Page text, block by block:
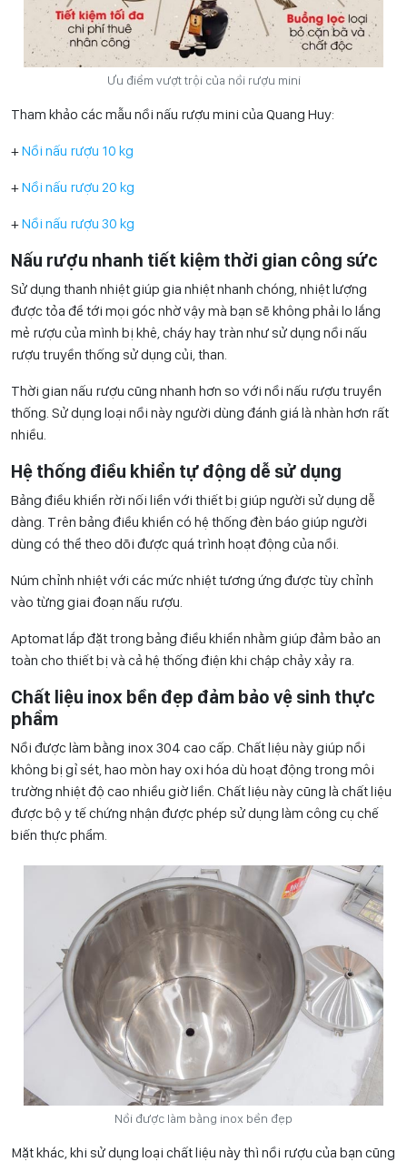
Ưu điểm vượt trội của nồi rượu mini
Tham khảo các mẫu nồi nấu rượu mini của Quang Huy:
+Nồi nấu rượu 10 kg
+Nồi nấu rượu 20 kg
+Nồi nấu rượu 30 kg
Nấu rượu nhanh tiết kiệm thời gian công sức
Sử dụng thanh nhiệt giúp gia nhiệt nhanh chóng, nhiệt lượng
được tỏa để tới mọi góc nhờ vậy mà bạn sẽ không phải lo lắng
mẻ rượu của mình bị khê, cháy hay tràn như sử dụng nồi nấu
rượu truyền thống sử dụng củi, than.
Thời gian nấu rượu cũng nhanh hơn so với nồi nấu rượu truyền
thống. Sử dụng loại nồi này người dùng đánh giá là nhàn hơn rất
nhiều.
Hệ thống điều khiển tự động dễ sử dụng
Bảng điều khiển rời nối liền với thiết bị giúp người sử dụng dễ
dàng. Trên bảng điều khiển có hệ thống đèn báo giúp người
dùng có thể theo dõi được quá trình hoạt động của nồi.
Núm chỉnh nhiệt với các mức nhiệt tương ứng được tùy chỉnh
vào từng giai đoạn nấu rượu.
Aptomat lắp đặt trong bảng điều khiển nhằm giúp đảm bảo an
toàn cho thiết bị và cả hệ thống điện khi chập chảy xảy ra.
Chất liệu inox bền đẹp đảm bảo vệ sinh thực
phẩm
Nồi được làm bằng inox 304 cao cấp. Chất liệu này giúp nồi
không bị gỉ sét, hao mòn hay oxi hóa dù hoạt động trong môi
trường nhiệt độ cao nhiều giờ liền. Chất liệu này cũng là chất liệu
được bộ y tế chứng nhận được phép sử dụng làm công cụ chế
biến thực phẩm.
Nồi được làm bằng inox bền đẹp
Mặt khác, khi sử dụng loại chất liệu này thì nồi rượu của bạn cũng